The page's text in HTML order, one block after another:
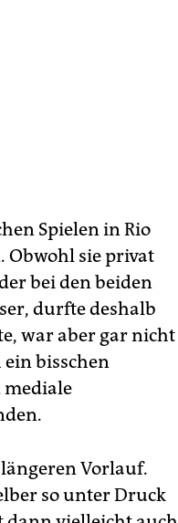
Spielen in Rio
Obwohl sie privat
bei den beiden
durfte deshalb
war aber gar nicht
ein bisschen
mediale
Vorlauf.
so unter Druck